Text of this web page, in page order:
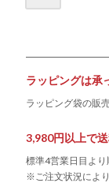
ラッピングは承
ラッピング袋の販
3,980円以上で送
標準4営業日目より
※ご注文状況によ